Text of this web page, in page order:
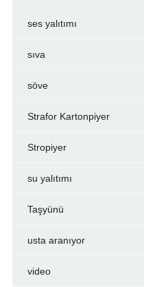
ses yalıtımı
sıva
söve
Strafor Kartonpiyer
Stropiyer
su yalıtımı
Taşyünü
usta aranıyor
video